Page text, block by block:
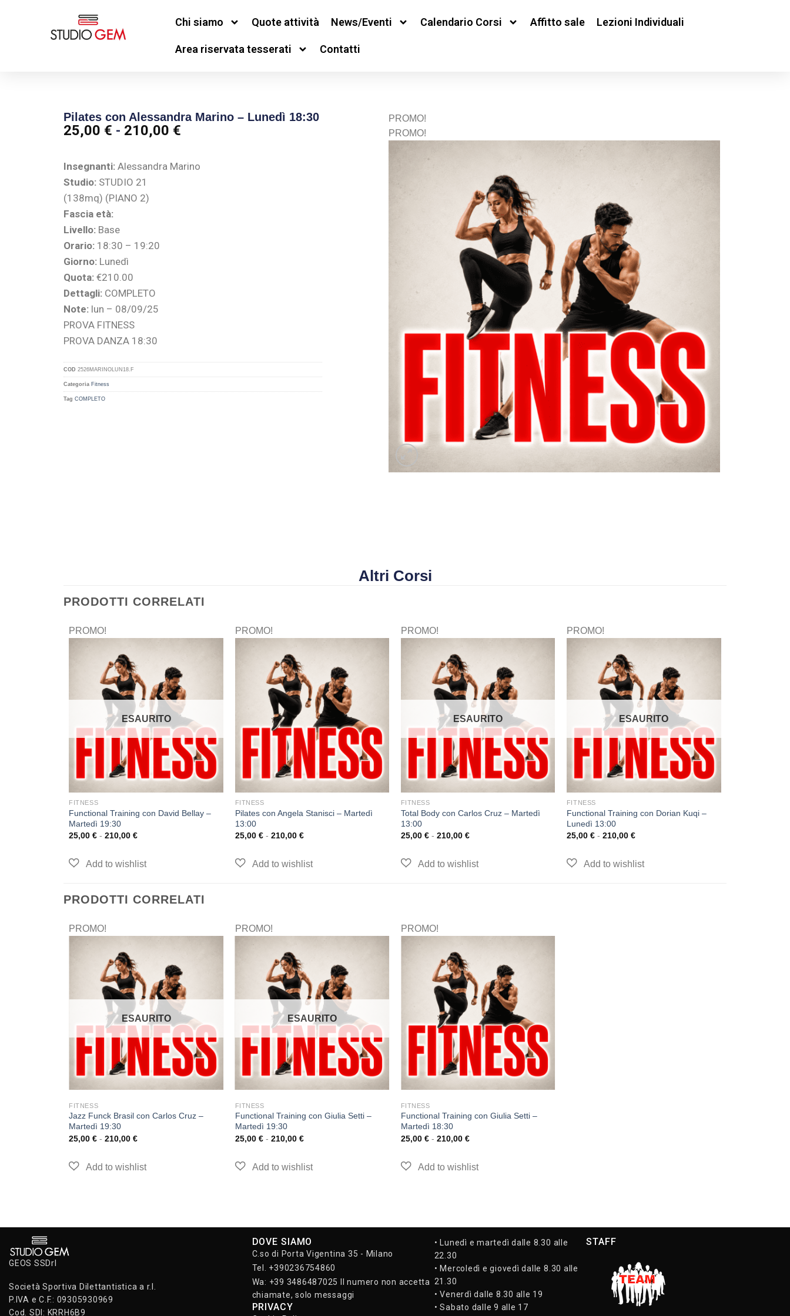
Chi siamo Quote attività News/Eventi Calendario Corsi Affitto sale Lezioni Individuali
Area riservata tesserati Contatti
Pilates con Alessandra Marino – Lunedì 18:30
25,00 € - 210,00 €
Insegnanti:Alessandra Marino
Studio:STUDIO 21
(138mq) (PIANO 2)
Fascia età:
Livello:Base
Orario:18:30 – 19:20
Giorno:Lunedì
Quota:€210.00
Dettagli:COMPLETO
Note:lun – 08/09/25
PROVA FITNESS
PROVA DANZA 18:30
COD 2526MARINOLUN18.F
Categoria Fitness
Tag COMPLETO
PROMO!
PROMO!
Altri Corsi
PRODOTTI CORRELATI
PROMO!
ESAURITO
FITNESS
Functional Training con David Bellay –
Martedì 19:30
25,00€ - 210,00€
PROMO!
FITNESS
Pilates con Angela Stanisci – Martedì
13:00
25,00 € - 210,00 €
PROMO!
ESAURITO
FITNESS
Total Body con Carlos Cruz – Martedì
13:00
25,00 € - 210,00 €
PROMO!
ESAURITO
FITNESS
Functional Training con Dorian Kuqi –
Lunedì 13:00
25,00 € - 210,00 €
PRODOTTI CORRELATI
PROMO!
ESAURITO
FITNESS
Jazz Funck Brasil con Carlos Cruz –
Martedì 19:30
25,00€ - 210,00€
PROMO!
ESAURITO
FITNESS
Functional Training con Giulia Setti –
Martedì 19:30
25,00 € - 210,00 €
PROMO!
FITNESS
Functional Training con Giulia Setti –
Martedì 18:30
25,00 € - 210,00 €
GEOS SSDrl
Società Sportiva Dilettantistica a r.l.
P.IVA e C.F.: 09305930969
Cod. SDI: KRRH6B9
DOVE SIAMO
C.so di Porta Vigentina 35 - Milano
Tel. +390236754860
Wa: +39 3486487025 Il numero non accetta
chiamate, solo messaggi
PRIVACY
• Lunedì e martedì dalle 8.30 alle
22.30
• Mercoledì e giovedì dalle 8.30 alle
21.30
• Venerdì dalle 8.30 alle 19
• Sabato dalle 9 alle 17
STAFF